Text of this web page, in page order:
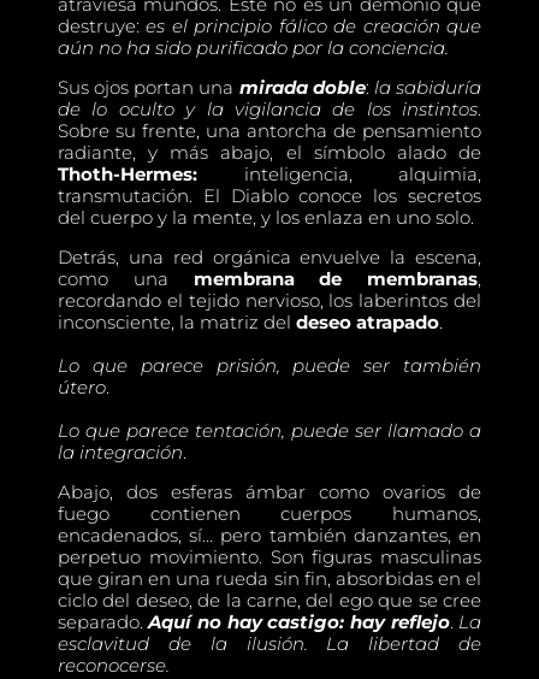
destruye:es el principio fálico de creación que
aún no ha sido purificado por la conciencia.
Sus ojos portan una mirada doble:la sabiduría
de lo oculto y la vigilancia de los instintos.
Sobre su frente, una antorcha de pensamiento
radiante, y más abajo, el símbolo alado de
Thoth-Hermes:inteligencia, alquimia,
transmutación. El Diablo conoce los secretos
del cuerpo y la mente, y los enlaza en uno solo.
Detrás, una red orgánica envuelve la escena,
como una membrana de membranas,
recordando el tejido nervioso, los laberintos del
inconsciente, la matriz del deseo atrapado.
Lo que parece prisión, puede ser también
útero.
Lo que parece tentación, puede ser llamado a
la integración.
Abajo, dos esferas ámbar como ovarios de
fuego contienen cuerpos humanos,
encadenados, sí… pero también danzantes, en
perpetuo movimiento. Son figuras masculinas
que giran en una rueda sin fin, absorbidas en el
ciclo del deseo, de la carne, del ego que se cree
separado.Aquí no hay castigo: hay reflejo. La
esclavitud de la ilusión. La libertad de
reconocerse.